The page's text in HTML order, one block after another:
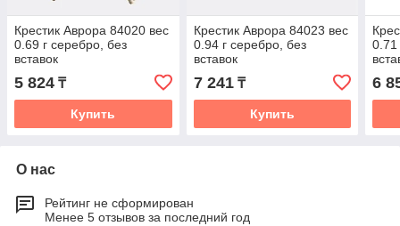
Крестик Аврора 84020 вес
0.69 г серебро, без
вставок
5 824 ₸
Купить
Крестик Аврора 84023 вес
0.94 г серебро, без
вставок
7 241₸
Купить
0.71
6
О нас
Рейтинг не сформирован
Менее 5 отзывов за последний год